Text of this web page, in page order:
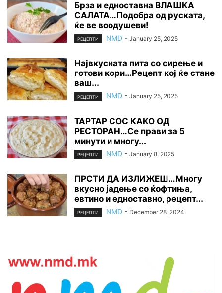
Брза и едноставна ВЛАШКА
САЛАТА…Подобра од руската,
ќе ве воодушеви!
РЕЦЕПТИ NMD - January 25, 2025
Највкусната пита со сирење и
готови кори…Рецепт кој ќе стане
ваш...
РЕЦЕПТИ NMD - January 25, 2025
ТАРТАР СОС КАКО ОД
РЕСТОРАН…Се прави за 5
минути и многу...
РЕЦЕПТИ NMD - January 8, 2025
ПРСТИ ДА ИЗЛИЖЕШ…Многу
вкусно јадење со ќофтиња,
евтино и едноставно, рецепт...
РЕЦЕПТИ NMD - December 28, 2024